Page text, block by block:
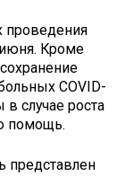
проведения
Кроме
COVID-
случае роста
помощь.
представлен